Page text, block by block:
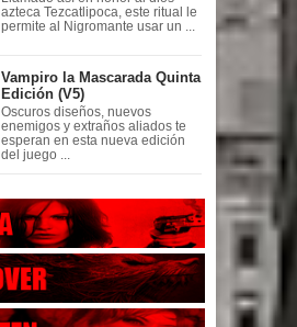
azteca Tezcatlipoca, este ritual le
permite al Nigromante usar un ...
Vampiro la Mascarada Quinta
Edición (V5)
Oscuros diseños, nuevos
enemigos y extraños aliados te
esperan en esta nueva edición
del juego ...